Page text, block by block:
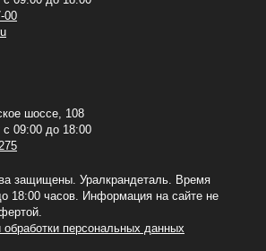
00
шоссе, 108
с 09:00 до 18:00
защищены. Уралкрандеталь. Время
18:00 часов. Информация на сайте не
обработки персональных данных